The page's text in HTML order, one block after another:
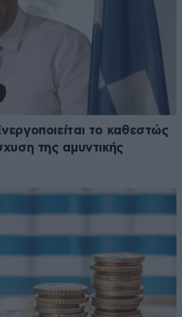
το καθεστώς
της αμυντικής